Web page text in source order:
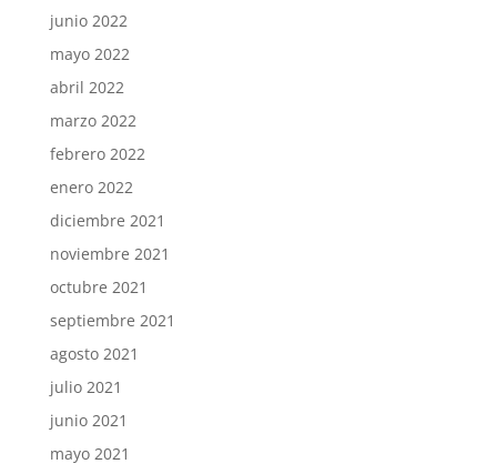
junio 2022
mayo 2022
abril 2022
marzo 2022
febrero 2022
enero 2022
diciembre 2021
noviembre 2021
octubre 2021
septiembre 2021
agosto 2021
julio 2021
junio 2021
mayo 2021